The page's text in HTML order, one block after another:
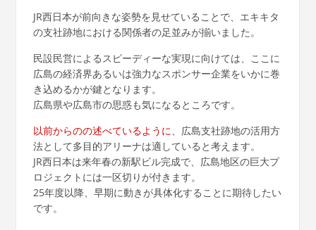
JR西日本が前向きな姿勢を見せていることで、エキキタ
の支社跡地における関係者の足並みが揃いました。
民設民営によるスピーディーな実現に向けては、ここに
広島の経済界あるいは強力なスポンサー企業をいかに巻
き込めるかが鍵となります。
広島県や広島市の思惑も気になるところです。
以前からのの述べているように、広島支社跡地の活用方
法として多目的アリーナは適していると考えます。
JR西日本は来年春の新駅ビル完成で、広島地区の巨大プ
ロジェクトには一区切りが付きます。
25年度以降、早期に動きが具体化することに期待したい
です。